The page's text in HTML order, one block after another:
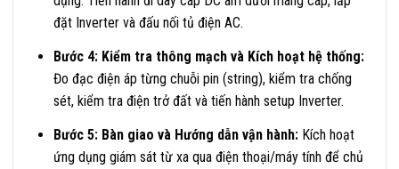
đặt Inverter và đấu nối tủ điện AC.
Bước 4: Kiểm tra thông mạch và Kích hoạt hệ thống:
Đo đạc điện áp từng chuỗi pin (string), kiểm tra chống
sét, kiểm tra điện trở đất và tiến hành setup Inverter.
Bước 5: Bàn giao và Hướng dẫn vận hành:Kích hoạt
ứng dụng giám sát từ xa qua điện thoại/máy tính để chủ